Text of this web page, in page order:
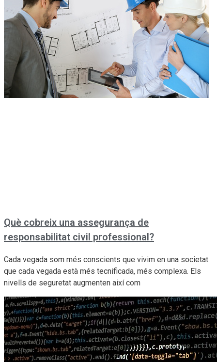
Què cobreix una assegurança de
responsabilitat civil professional?
Cada vegada som més conscients que vivim en una societat
que cada vegada està més tecnificada, més complexa. Els
nivells de seguretat augmenten així com